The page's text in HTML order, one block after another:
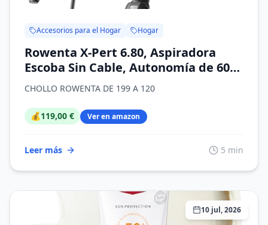
Accesorios para el Hogar Hogar
Rowenta X-Pert 6.80, Aspiradora
Escoba Sin Cable, Autonomía de 60
min, Limpieza 4 en 1, Ligera Solo 1,4
Contenedor de Polvo extraíble y
Lavable, Burdeos, RH6483E0
CHOLLO ROWENTA DE 199 A 120
💰119,00 € Ver en amazon
Leer más 5 min
10 jul, 2026